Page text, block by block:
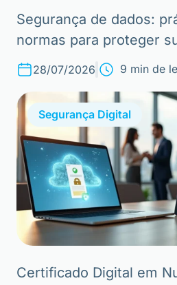
Segurança de dados:
normas para proteger
28/07/2026 9 min de
Segurança Digital
Certificado Digital em